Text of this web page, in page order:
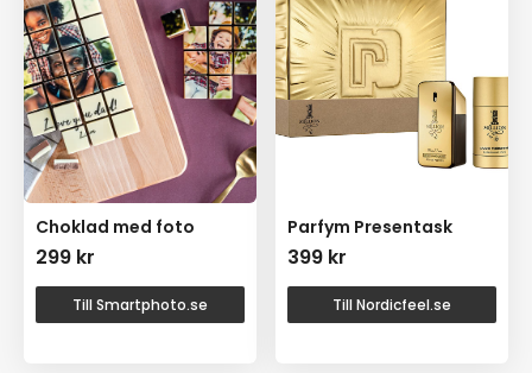
Choklad med foto
299 kr
Till Smartphoto.se
Parfym Presentask
399 kr
Till Nordicfeel.se